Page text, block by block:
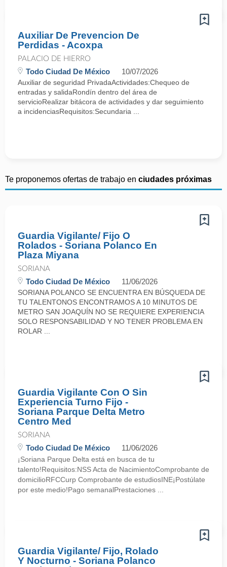
Auxiliar De Prevencion De
Perdidas - Acoxpa
PALACIO DE HIERRO
Todo Ciudad De México 10/07/2026
Auxiliar de seguridad PrivadaActividades:Chequeo de
entradas y salidaRondín dentro del área de
servicioRealizar bitácora de actividades y dar seguimiento
a incidenciasRequisitos:Secundaria ...
Te proponemos ofertas de trabajo en ciudades próximas
Guardia Vigilante/ Fijo O
Rolados - Soriana Polanco En
Plaza Miyana
SORIANA
Todo Ciudad De México 11/06/2026
SORIANA POLANCO SE ENCUENTRA EN BÚSQUEDA DE
TU TALENTONOS ENCONTRAMOS A 10 MINUTOS DE
METRO SAN JOAQUÍN NO SE REQUIERE EXPERIENCIA
SOLO RESPONSABILIDAD Y NO TENER PROBLEMA EN
ROLAR ...
Guardia Vigilante Con O Sin
Experiencia Turno Fijo -
Soriana Parque Delta Metro
Centro Med
SORIANA
Todo Ciudad De México 11/06/2026
¡Soriana Parque Delta está en busca de tu
talento!Requisitos:NSS Acta de NacimientoComprobante de
domicilioRFCCurp Comprobante de estudiosINE¡Postúlate
por este medio!Pago semanalPrestaciones ...
Guardia Vigilante/ Fijo, Rolado
Y Nocturno - Soriana Polanco